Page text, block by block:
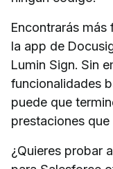
Encontrarás
la app de
Lumin Sign. Sin
funcionalidades
puede que
prestaciones que
¿Quieres probar